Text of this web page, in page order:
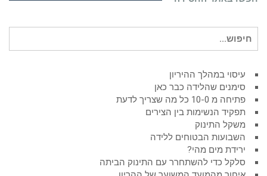
עבור:
עיסוי במהלך ההיריון
סימנים שהלידה כבר כאן
פתיחה מ 10-0 כל מה שצריך לדעת
תפקיד הנשימות בין הצירים
משקל התינוק
השבועות הבטוחים ללידה
ירידת מים מהי?
סלקל כדי להשתחרר עם התינוק הביתה